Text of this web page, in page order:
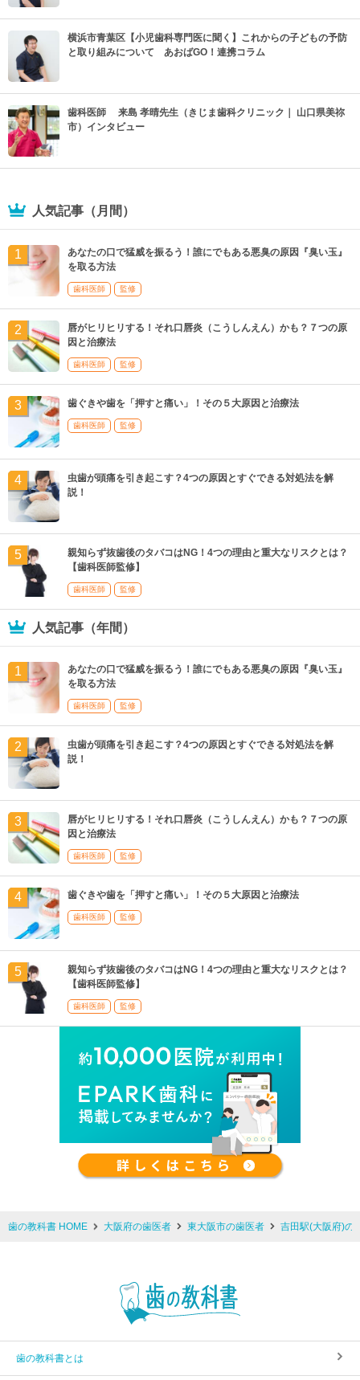
横浜市青葉区【小児歯科専門医に聞く】これからの子どもの予防
と取り組みについて あおばGO！連携コラム
歯科医師 来島 孝晴先生（きじま歯科クリニック｜ 山口県美祢
市）インタビュー
人気記事（月間）
あなたの口で猛威を振るう！誰にでもある悪臭の原因『臭い玉』
を取る方法
歯科医師 監修
唇がヒリヒリする！それ口唇炎（こうしんえん）かも？７つの原
因と治療法
歯科医師 監修
歯ぐきや歯を「押すと痛い」！その５大原因と治療法
歯科医師 監修
虫歯が頭痛を引き起こす？4つの原因とすぐできる対処法を解
説！
親知らず抜歯後のタバコはNG！4つの理由と重大なリスクとは？
【歯科医師監修】
歯科医師 監修
人気記事（年間）
あなたの口で猛威を振るう！誰にでもある悪臭の原因『臭い玉』
を取る方法
歯科医師 監修
虫歯が頭痛を引き起こす？4つの原因とすぐできる対処法を解
説！
唇がヒリヒリする！それ口唇炎（こうしんえん）かも？７つの原
因と治療法
歯科医師 監修
歯ぐきや歯を「押すと痛い」！その５大原因と治療法
歯科医師 監修
親知らず抜歯後のタバコはNG！4つの理由と重大なリスクとは？
【歯科医師監修】
歯科医師 監修
歯の教科書 HOME 大阪府の歯医者 東大阪市の歯医者 吉田駅(大阪府)の
歯の教科書とは